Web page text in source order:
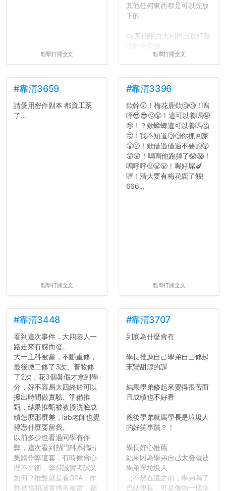
點擊打開全文
其他任何東西都是可以先放
下的
by某個壓力大到想自殺好幾
點擊打開全文
#靠清3659
請愛用密件副本 都資工系
了...
點擊打開全文
#靠清3396
欸幹😲！梅花鹿欸🧐🧐！嗚
呼😎😎😤😤！這可以養嗎🤪
🤪！？欸蟑螂這可以養嗎🤔
🤔！我不知道🧐🧐你抓回家
😤😤！欸借過借過不要跑😲
😲😲！嗚嗚他跑掉了😱😱！
嗚呼呼😤😤😤！喔好屌🍆
喔！清大要有梅花鹿了餒!
666...
點擊打開全文
#靠清3448
看到這次事件，大四老人一
路走來有感而發。
大一主科被當，不斷重修，
最後微二修了3次、普物修
了2次，花3個暑假才拿到學
分，好不容易大四終於可以
撥出時間做實驗、準備推
甄，結果推甄被教授洗臉成
績怎麼那麼差，lab老師也覺
得憑什麼要留我。
以前多少也看過同學有作
弊，這次看到熱門科系搞出
集體作弊這套，有時候會心
理不平衡，堅持誠實考試又
如何？推甄就是看GPA，作
弊被當和誠實應考被當，都
#靠清3707
到底為什麼會有
學長推薦自己學弟自己修起
來蠻甜涼的課
結果學弟修起來覺得很苦而
且成績也不好看
然後學弟就罵學長是垃圾人
的好笑事蹟？！
學長好心推薦
結果因為學弟自己太廢就被
學弟罵垃圾人
（不然在這之前，學弟為了
巴結學長，可是像狗一樣乖